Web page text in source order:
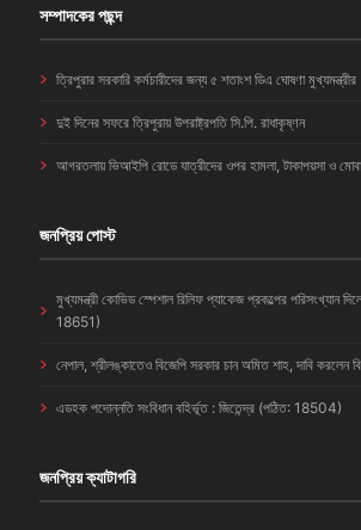
সম্পাদকের পছন্দ
ত্রিপুরার সরকারি কর্মচারীদের জন্য ৫ শতাংশ ডিএ ঘোষণা মুখ্যমন্ত্রীর
দুই দিনের সফরে ত্রিপুরায় উপরাষ্ট্রপতি সি.পি. রাধাকৃষ্ণন
আগরতলায় ভিআইপি রোডে যাত্রীদের ওপর হামলা, টাকাপয়সা ও
জনপ্রিয় পোস্ট
মুখ্যমন্ত্রী কোভিড স্পেশাল রিলিফ প্যাকেজ প্রকল্পের পরিসংখ্যান
18651)
নেপাল, শ্রীলঙ্কাতেও বিজেপি সরকার চান অমিত শাহ, দাবি
এডহক পদোন্নতি সংবিধান বহির্ভূত : জিতেন্দ্র (পঠিত: 18504)
জনপ্রিয় ক্যাটাগরি